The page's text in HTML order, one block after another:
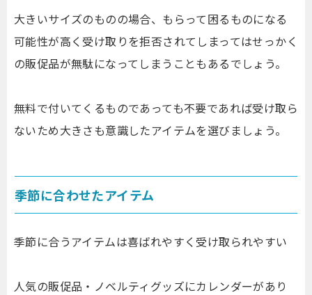
大きいサイズのものの場合、もらって困るものになる
可能性が高く受け取りを拒否されてしまってはせっかく
の販促品が無駄になってしまうこともあるでしょう。
無料で付いてくるものであっても不要であれば受け取ら
ないため大きさも意識したアイテムを選びましょう。
季節に合わせたアイテム
季節に合うアイテムは喜ばれやすく受け取られやすい
人気の販促品・ノベルティグッズにカレンダーがあり